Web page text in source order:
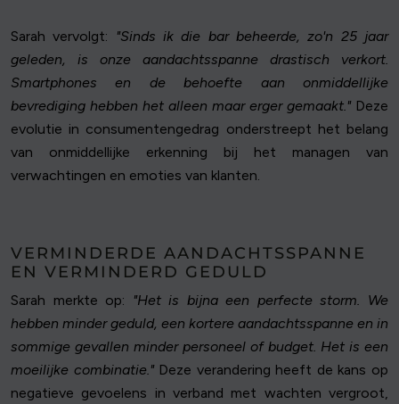
Sarah vervolgt:
"Sinds ik die bar beheerde, zo'n 25 jaar
geleden, is onze aandachtsspanne drastisch verkort.
Smartphones en de behoefte aan onmiddellijke
bevrediging hebben het alleen maar erger gemaakt."Deze
evolutie in consumentengedrag onderstreept het belang
van onmiddellijke erkenning bij het managen van
verwachtingen en emoties van klanten.
VERMINDERDE AANDACHTSSPANNE
EN VERMINDERD GEDULD
Sarah merkte op:
"Het is bijna een perfecte storm. We
hebben minder geduld, een kortere aandachtsspanne en in
sommige gevallen minder personeel of budget. Het is een
moeilijke combinatie."Deze verandering heeft de kans op
negatieve gevoelens in verband met wachten vergroot,